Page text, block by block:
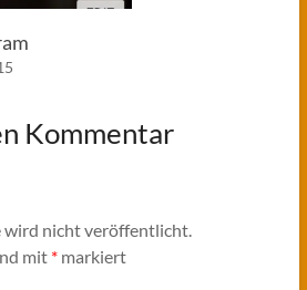
Kommentar
wird nicht veröffentlicht.
mit *markiert